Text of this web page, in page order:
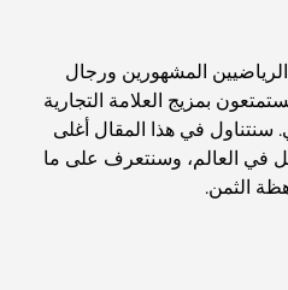
المشهورين ورجال
بمزيج العلامة التجارية
سنتناول في هذا المقال أغلى
العالم، وسنتعرف على ما
الثمن.